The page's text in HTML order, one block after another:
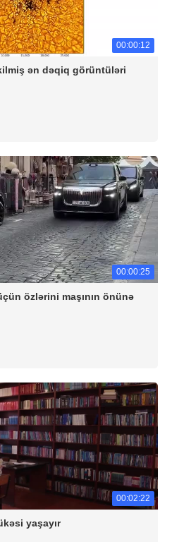
00:00:12
ən dəqiq görüntüləri
00:00:25
özlərini maşının önünə
00:02:22
yaşayır